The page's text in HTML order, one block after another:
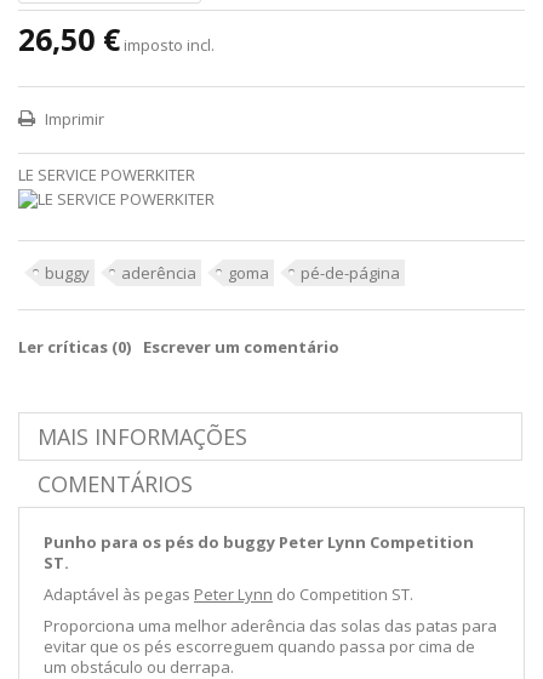
26,50 € imposto incl.
Imprimir
LE SERVICE POWERKITER
buggy aderência goma pé-de-página
Ler críticas (0) Escrever um comentário
MAIS INFORMAÇÕES
COMENTÁRIOS
Punho para os pés do buggy Peter Lynn Competition
ST.
Adaptável às pegas Peter Lynn do Competition ST.
Proporciona uma melhor aderência das solas das patas para
evitar que os pés escorreguem quando passa por cima de
um obstáculo ou derrapa.